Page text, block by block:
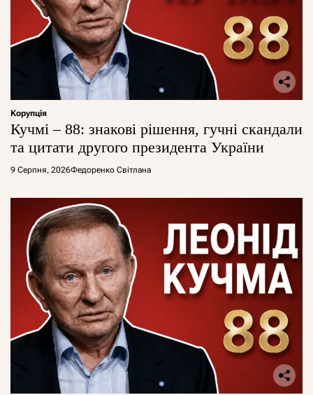
Корупція
Кучмі – 88: знакові рішення, гучні скандали
та цитати другого президента України
9 Серпня, 2026Федоренко Світлана